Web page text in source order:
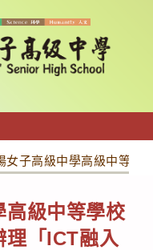
女子高級中學高級中等學
高級中等學校
理「ICT融入